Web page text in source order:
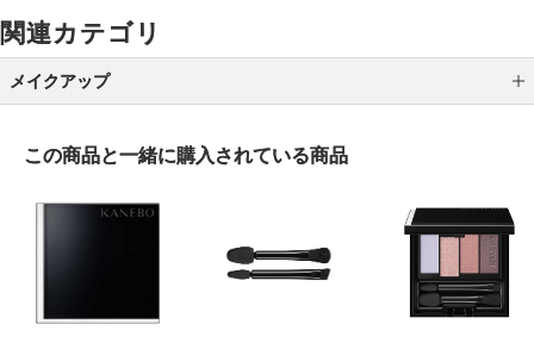
関連カテゴリ
メイクアップ
この商品と一緒に購入されている商品